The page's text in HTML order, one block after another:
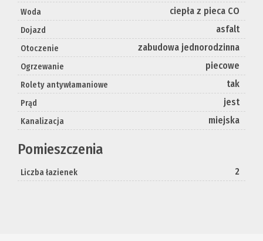
Woda ciepła z pieca CO
Dojazd asfalt
Otoczenie zabudowa jednorodzinna
Ogrzewanie piecowe
Rolety antywłamaniowe tak
Prąd jest
Kanalizacja miejska
Pomieszczenia
Liczba łazienek 2